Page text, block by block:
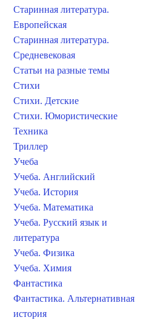
Старинная литература.
Европейская
Старинная литература.
Средневековая
Статьи на разные темы
Стихи
Стихи. Детские
Стихи. Юмористические
Техника
Триллер
Учеба
Учеба. Английский
Учеба. История
Учеба. Математика
Учеба. Русский язык и
литература
Учеба. Физика
Учеба. Химия
Фантастика
Фантастика. Альтернативная
история